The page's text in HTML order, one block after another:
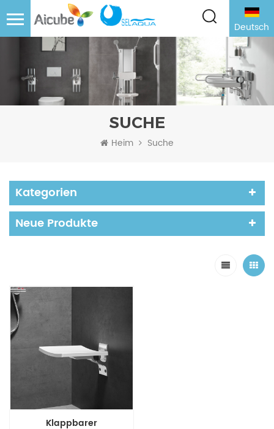
Deutsch
SUCHE
Heim Suche
Kategorien
Neue Produkte
Klappbarer